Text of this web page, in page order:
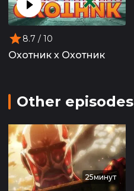
8.7 / 10
Охотник х Охотник
Other episodes
25минут